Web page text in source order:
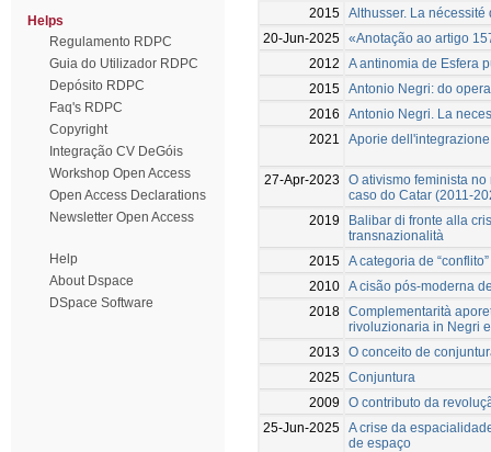
Helps
Regulamento RDPC
Guia do Utilizador RDPC
Depósito RDPC
Faq's RDPC
Copyright
Integração CV DeGóis
Workshop Open Access
Open Access Declarations
Newsletter Open Access
Help
About Dspace
DSpace Software
2015 Althusser. La
20-Jun-2025 «Anotação ao artigo
2012
A antinomia de Esfera
2015 Antonio Negri: do
2016
Antonio Negri. La
2021
Aporie
27-Apr-2023
O ativismo feminista
caso do Catar (2011-
2019
Balibar di fronte alla
transnazionalità
2015 A categoria de
2010 A cisão pós-moderna
2018 Complementarità
rivoluzionaria in Negri
2013
O conceito de
2025 Conjuntura
2009
O contributo da
25-Jun-2025 A crise da
de espaço